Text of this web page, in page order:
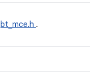
bt_mce.h .